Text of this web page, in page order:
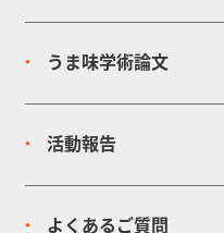
うま味学術論文
活動報告
よくあるご質問